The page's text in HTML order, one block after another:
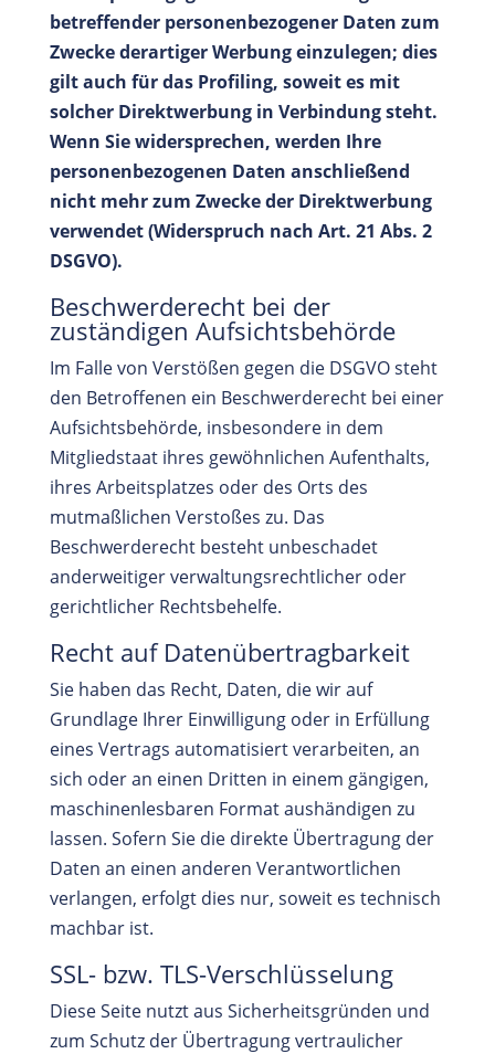
betreffender personenbezogener Daten zum
Zwecke derartiger Werbung einzulegen; dies
gilt auch für das Profiling, soweit es mit
solcher Direktwerbung in Verbindung steht.
Wenn Sie widersprechen, werden Ihre
personenbezogenen Daten anschließend
nicht mehr zum Zwecke der Direktwerbung
verwendet (Widerspruch nach Art. 21 Abs. 2
DSGVO).
Beschwerderecht bei der
zuständigen Aufsichtsbehörde
Im Falle von Verstößen gegen die DSGVO steht
den Betroffenen ein Beschwerderecht bei einer
Aufsichtsbehörde, insbesondere in dem
Mitgliedstaat ihres gewöhnlichen Aufenthalts,
ihres Arbeitsplatzes oder des Orts des
mutmaßlichen Verstoßes zu. Das
Beschwerderecht besteht unbeschadet
anderweitiger verwaltungsrechtlicher oder
gerichtlicher Rechtsbehelfe.
Recht auf Datenübertragbarkeit
Sie haben das Recht, Daten, die wir auf
Grundlage Ihrer Einwilligung oder in Erfüllung
eines Vertrags automatisiert verarbeiten, an
sich oder an einen Dritten in einem gängigen,
maschinenlesbaren Format aushändigen zu
lassen. Sofern Sie die direkte Übertragung der
Daten an einen anderen Verantwortlichen
verlangen, erfolgt dies nur, soweit es technisch
machbar ist.
SSL- bzw. TLS-Verschlüsselung
Diese Seite nutzt aus Sicherheitsgründen und
zum Schutz der Übertragung vertraulicher